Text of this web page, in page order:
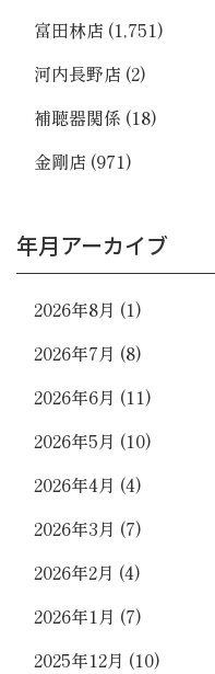
富田林店 (1,751)
河内長野店 (2)
補聴器関係 (18)
金剛店 (971)
年月アーカイブ
2026年8月 (1)
2026年7月 (8)
2026年6月 (11)
2026年5月 (10)
2026年4月 (4)
2026年3月 (7)
2026年2月 (4)
2026年1月 (7)
2025年12月 (10)